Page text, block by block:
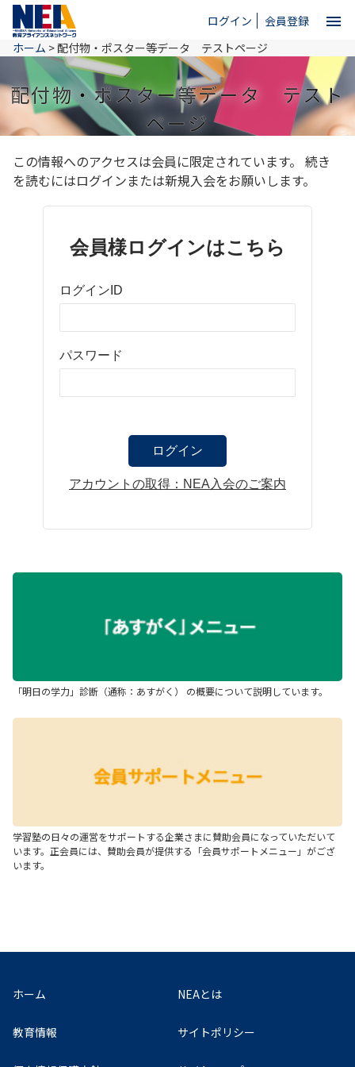
ログイン 会員登録 menu
close
ホーム
NEAとは
お問い合わせ
ホーム >配付物・ポスター等データ テストページ
配付物・ポスター等データ テスト
ページ
この情報へのアクセスは会員に限定されています。 続き
を読むにはログインまたは新規入会をお願いします。
会員様ログインはこちら
ログインID
パスワード
アカウントの取得：NEA入会のご案内
「明日の学力」診断（通称：あすがく） の概要について説明しています。
学習塾の日々の運営をサポートする企業さまに賛助会員になっていただいて
います。正会員には、賛助会員が提供する「会員サポートメニュー」がござ
います。
ホーム NEAとは
教育情報 サイトポリシー